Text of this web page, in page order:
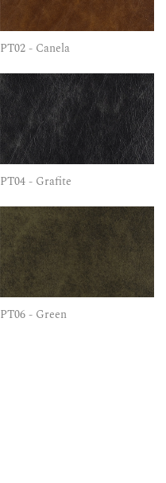
PT02 - Canela
PT04 - Grafite
PT06 - Green